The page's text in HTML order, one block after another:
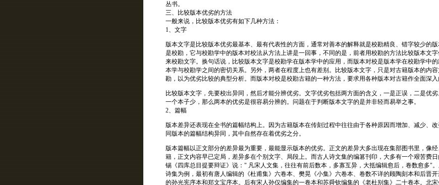
丛书。
三、比较版本优劣的方法
一般来说，比较版本优劣有如下几种方法：
1、文字
版本文字是比较版本优劣最基本、最有代表性的方面，通常对善本的解释就是校勘精良、错字较少的
是校勘，它与校勘学中的版本对校法从方法上讲是一回事，不同的是，前者用校勘的方法比较版本文
来校勘文字。换句话说，比较版本文字是校勘学在版本学中的应用，而版本对校是版本学在校勘学中
本学与校勘学之间的密切关系。另外，两者在程度上也有差别。比较版本文字，只是对古籍版本的内
勘，以为优劣比较的典型分析。而版本对校是校勘古籍的一种方法，要求用各种版本对古籍作全面深入
比较版本文字，先要校出异同，然后才能分辨优劣。文字优劣包括两方面的含义，一是正误，二是优
一个本子少，那么两本的优劣是很容易分辨的。问题在于判断版本文字的是并非轻而易举之事。
2、篇幅
版本差异还表现在全书的篇幅结构上。因为古籍版本在传刻过程中往往由于各种原因而增加、减少、
同版本的篇幅结构异同，其中自然存在着优劣之分。
版本篇幅以正文部分的差异最为重要，最能显示版本的优劣。正文的差异大多出现在集部图书里，像
籍，正文内容早已定局，差异多在个别文字、局段上。而古人诗文集的编篡刊印，大多有一个艰苦费
锡《四库总目提要辩证》说：" 凡宋人文集，往往有前后数本，多寡互异，大抵编辑愈后，卷数愈多"
诗集为例，最初有唐人编辑的《杜甫集》六卷本、樊晃《小集》六卷本、卷数不详的顾陶刻本和后晋
的孙光宪序本和郑文宝序本。后有宋人孙仅编集的一卷本和苏舜钦编集的《老杜别集》二十卷本。北